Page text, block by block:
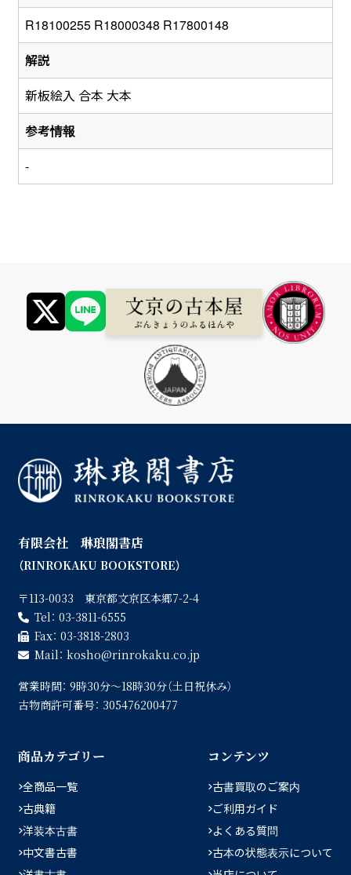
R18100255 R18000348 R17800148
解説
新板絵入 合本 大本
参考情報
-
有限会社 琳琅閣書店
（RINROKAKU BOOKSTORE）
〒113-0033 東京都文京区本郷7-2-4
Tel： 03-3811-6555
Fax： 03-3818-2803
Mail： kosho
rinrokaku.co.jp
営業時間： 9時30分〜18時30分（土日祝休み）
古物商許可番号： 305476200477
商品カテゴリー
全商品一覧
古典籍
洋装本古書
中文書古書
コンテンツ
古書買取のご案内
ご利用ガイド
よくある質問
古本の状態表示について